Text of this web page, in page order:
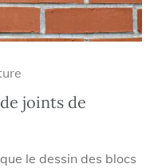
joints de
le dessin des blocs